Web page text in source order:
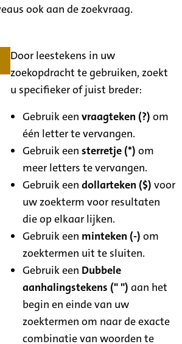
ook aan de zoekvraag.
Door leestekens in uw
zoekopdracht te gebruiken, zoekt
u specifieker of juist breder:
Gebruik eenvraagteken (?) om
één letter te vervangen.
Gebruik eensterretje (*) om
meer letters te vervangen.
Gebruik eendollarteken ($) voor
uw zoekterm voor resultaten
die op elkaar lijken.
Gebruik een minteken (-) om
zoektermen uit te sluiten.
Gebruik een Dubbele
aanhalingstekens (" ") aan het
begin en einde van uw
zoektermen om naar de exacte
combinatie van woorden te